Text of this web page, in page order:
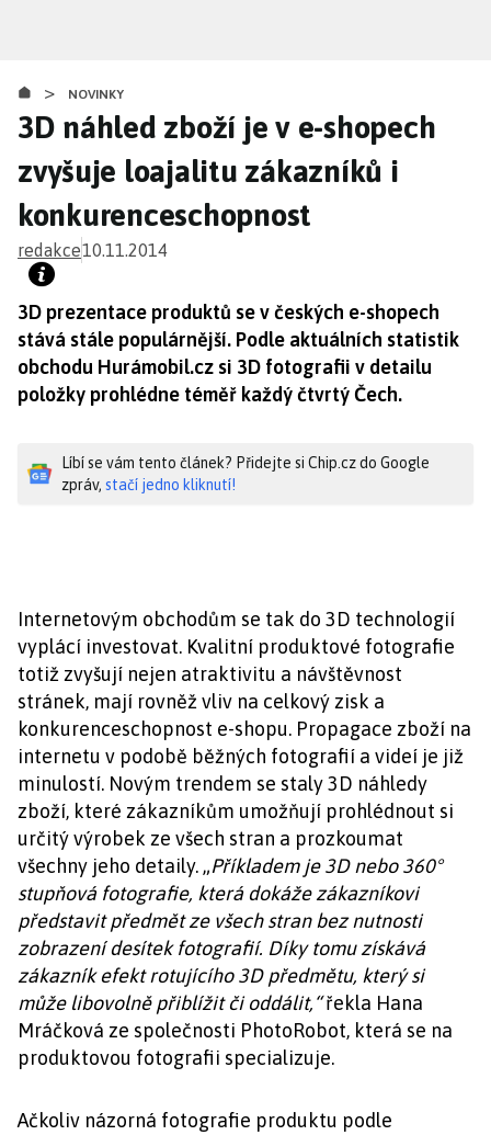
obsahu
> NOVINKY
3D náhled zboží je v e-shopech
zvyšuje loajalitu zákazníků i
konkurenceschopnost
redakce10.11.2014
3D prezentace produktů se v českých e-shopech
stává stále populárnější. Podle aktuálních statistik
obchodu Hurámobil.cz si 3D fotografii v detailu
položky prohlédne téměř každý čtvrtý Čech.
Líbí se vám tento článek? Přidejte si Chip.cz do Google
zpráv, stačí jedno kliknutí!
Internetovým obchodům se tak do 3D technologií
vyplácí investovat. Kvalitní produktové fotografie
totiž zvyšují nejen atraktivitu a návštěvnost
stránek, mají rovněž vliv na celkový zisk a
konkurenceschopnost e-shopu. Propagace zboží na
internetu v podobě běžných fotografií a videí je již
minulostí. Novým trendem se staly 3D náhledy
zboží, které zákazníkům umožňují prohlédnout si
určitý výrobek ze všech stran a prozkoumat
všechny jeho detaily. „Příkladem je 3D nebo360°
stupňová fotografie, která dokáže zákazníkovi
představit předmět ze všech stran bez nutnosti
zobrazení desítek fotografií. Díky tomu získává
zákazník efekt rotujícího 3D předmětu, který si
může libovolně přiblížit či oddálit,“řekla Hana
Mráčková ze společnosti PhotoRobot, která se na
produktovou fotografii specializuje.
Ačkoliv názorná fotografie produktu podle